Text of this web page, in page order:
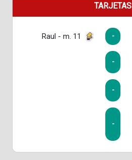
TARJETAS
Raul - m. 11 -
-
-
-